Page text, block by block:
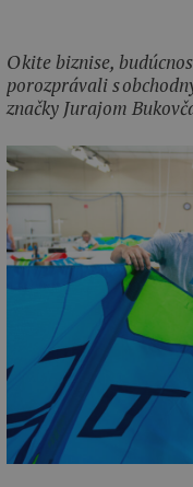
O kite biznise,
porozprávali s
značky Jurajom